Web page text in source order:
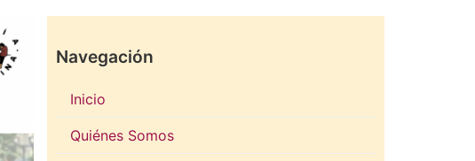
Navegación
Inicio
Quiénes Somos